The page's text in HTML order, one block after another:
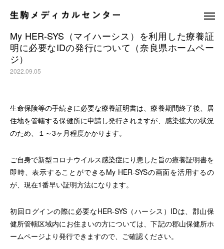
休日夜間応急診療所 訪問看護ステ
My HER-SYS（マイハーシス）を利用した療養証
明に必要なIDの発行について（奈良県ホームペー
ジ）
2022.09.05
生命保険等の手続きに必要な療養証明書は、療養期間終了後、居
住地を管轄する保健所に申請し発行されますが、感染拡大の状況
のため、１～3ヶ月程度かかります。
ご自身で新型コロナウイルス感染症にり患した旨の療養証明書を
即時、表示することができるMy HER-SYSの画面を活用するの
が、現在1番早い証明方法になります。
初回ログインの際に必要なHER-SYS（ハーシス）IDは、郡山保
健所管轄区域内にお住まいの方については、下記の郡山保健所ホ
ームページより発行できますので、ご確認ください。